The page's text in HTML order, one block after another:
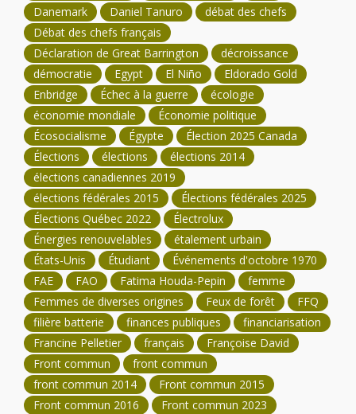
Danemark
Daniel Tanuro
débat des chefs
Débat des chefs français
Déclaration de Great Barrington
décroissance
démocratie
Egypt El Niño
Eldorado Gold
Enbridge
Échec à la guerre
écologie
économie mondiale
Économie politique
Écosocialisme
Égypte
Élection 2025 Canada
Élections
élections
élections 2014
élections canadiennes 2019
élections fédérales 2015
Élections fédérales 2025
Élections Québec 2022
Électrolux
Énergies renouvelables
étalement urbain
États-Unis
Étudiant
Événements d'octobre 1970
FAE
FAO Fatima Houda-Pepin
femme
Femmes de diverses origines
Feux de forêt
FFQ
filière batterie
finances publiques
financiarisation
Francine Pelletier
français
Françoise David
Front commun
front commun
front commun 2014
Front commun 2015
Front commun 2016
Front commun 2023